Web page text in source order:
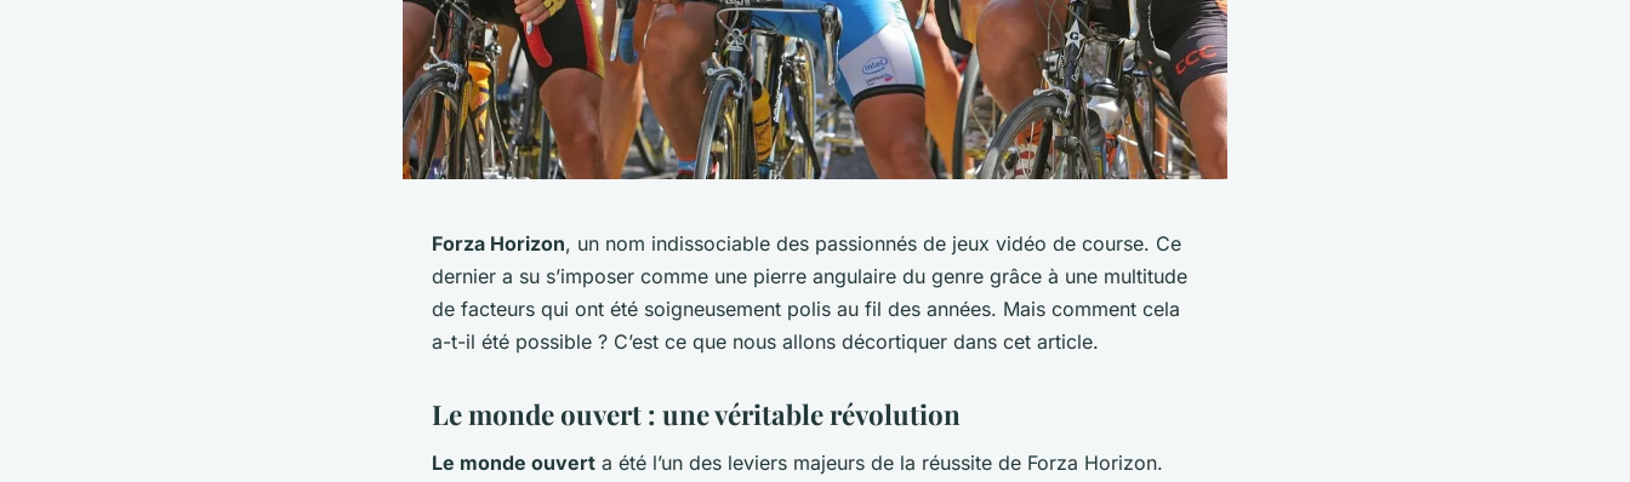
Forza Horizon, un nom indissociable des passionnés de jeux vidéo de course. Ce
dernier a su s’imposer comme une pierre angulaire du genre grâce à une multitude
de facteurs qui ont été soigneusement polis au fil des années. Mais comment cela
a-t-il été possible ? C’est ce que nous allons décortiquer dans cet article.
Le monde ouvert : une véritable révolution
Le monde ouvert a été l’un des leviers majeurs de la réussite de Forza Horizon.